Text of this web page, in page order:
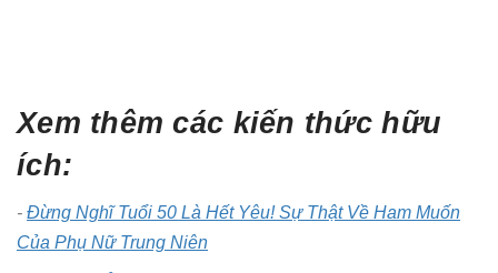
Xem thêm các kiến thức hữu
ích:
- Đừng Nghĩ Tuổi 50 Là Hết Yêu! Sự Thật Về Ham Muốn
Của Phụ Nữ Trung Niên